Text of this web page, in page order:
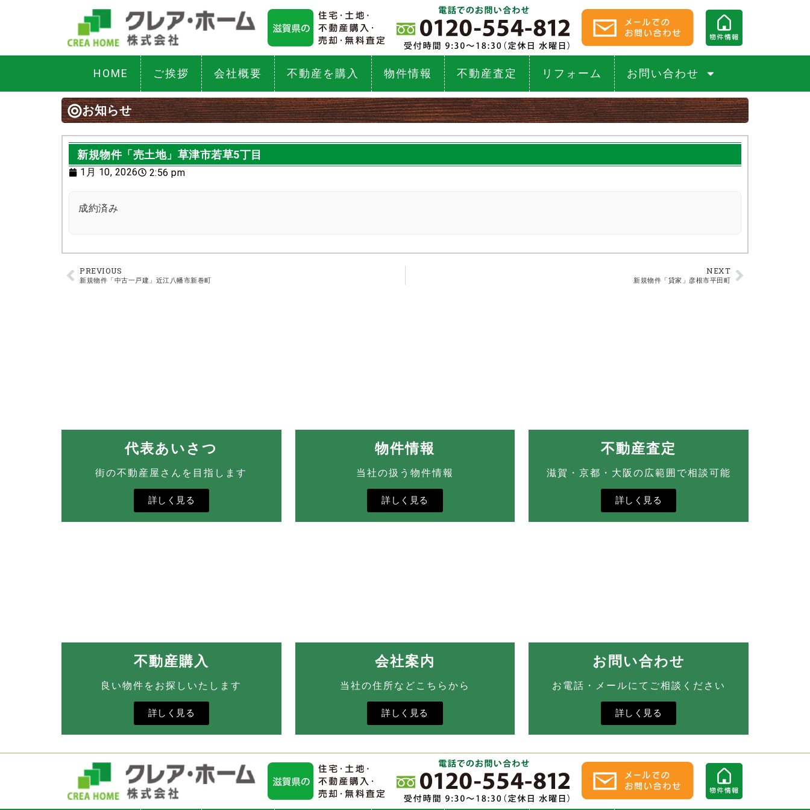
HOME ご挨拶 会社概要 不動産を購入 物件情報 不動産査定 リフォーム お問い合わせ
お知らせ
新規物件「売土地」草津市若草5丁目
1月 10, 2026 2:56 pm
成約済み
PREVIOUS
新規物件「中古一戸建」近江八幡市新巻町
NEXT
新規物件「貸家」彦根市平田町
代表あいさつ
街の不動産屋さんを目指します
詳しく見る
物件情報
当社の扱う物件情報
詳しく見る
不動産査定
滋賀・京都・大阪の広範囲で相談可能
詳しく見る
不動産購入
良い物件をお探しいたします
詳しく見る
会社案内
当社の住所などこちらから
詳しく見る
お問い合わせ
お電話・メールにてご相談ください
詳しく見る